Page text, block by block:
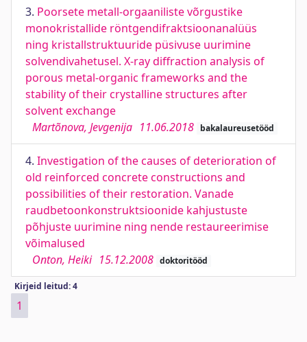
3. Poorsete metall-orgaaniliste võrgustike
monokristallide röntgendifraktsioonanalüüs
ning kristallstruktuuride püsivuse uurimine
solvendivahetusel. X-ray diffraction analysis of
porous metal-organic frameworks and the
stability of their crystalline structures after
solvent exchange
Martõnova, Jevgenija 11.06.2018 bakalaureusetööd
4. Investigation of the causes of deterioration of
old reinforced concrete constructions and
possibilities of their restoration. Vanade
raudbetoonkonstruktsioonide kahjustuste
põhjuste uurimine ning nende restaureerimise
võimalused
Onton, Heiki 15.12.2008 doktoritööd
Kirjeid leitud: 4
1